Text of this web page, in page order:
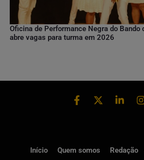
Oficina de Performance Negra do Bando
abre vagas para turma em 2026
Início Quem somos Redação